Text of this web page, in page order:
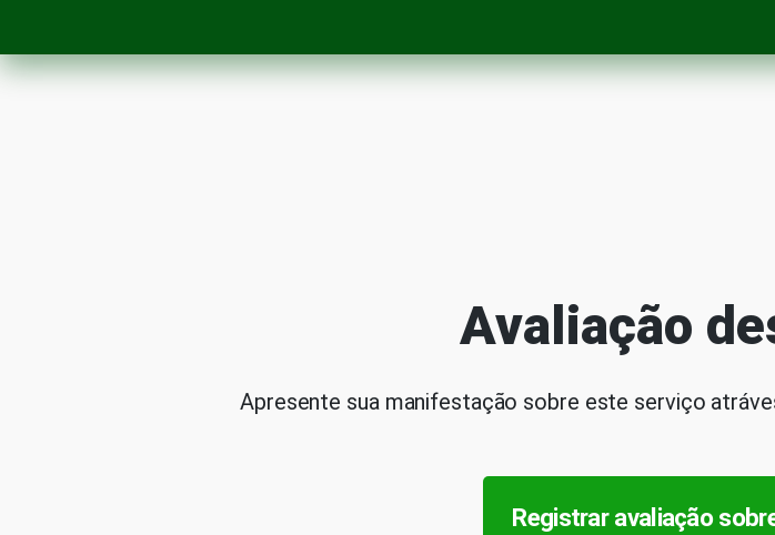
Avaliação
Apresente sua manifestação sobre este serviço
Registrar avaliação